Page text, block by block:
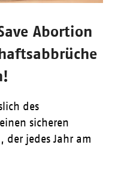
Abortion
des
sicheren
der jedes Jahr am